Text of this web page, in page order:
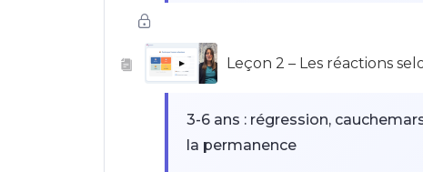
Le sentiment d'abandon
crise
▶ Leçon 2 – Les réactions
3-6 ans : régression,
la permanence